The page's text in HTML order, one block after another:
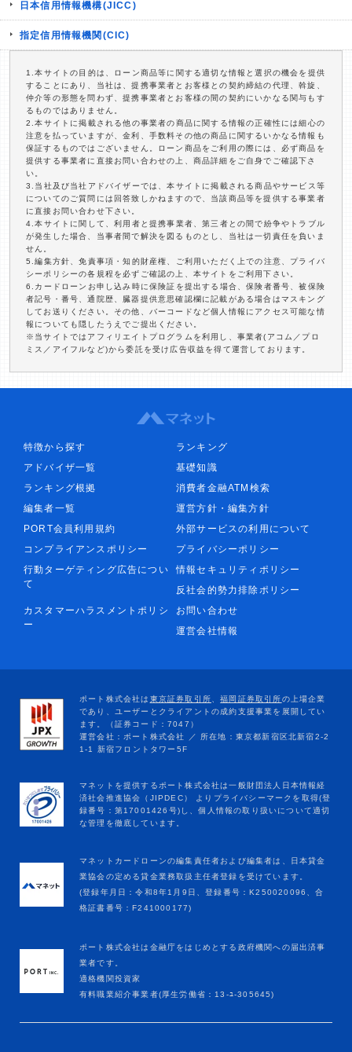
日本信用情報機構(JICC)
指定信用情報機関(CIC)
1.本サイトの目的は、ローン商品等に関する適切な情報と選択の機会を提供
することにあり、当社は、提携事業者とお客様との契約締結の代理、斡旋、
仲介等の形態を問わず、提携事業者とお客様の間の契約にいかなる関与もす
るものではありません。
2.本サイトに掲載される他の事業者の商品に関する情報の正確性には細心の
注意を払っていますが、金利、手数料その他の商品に関するいかなる情報も
保証するものではございません。ローン商品をご利用の際には、必ず商品を
提供する事業者に直接お問い合わせの上、商品詳細をご自身でご確認下さ
い。
3.当社及び当社アドバイザーでは、本サイトに掲載される商品やサービス等
についてのご質問には回答致しかねますので、当該商品等を提供する事業者
に直接お問い合わせ下さい。
4.本サイトに関して、利用者と提携事業者、第三者との間で紛争やトラブル
が発生した場合、当事者間で解決を図るものとし、当社は一切責任を負いま
せん。
5.編集方針、免責事項・知的財産権、ご利用いただく上での注意、プライバ
シーポリシーの各規程を必ずご確認の上、本サイトをご利用下さい。
6.カードローンお申し込み時に保険証を提出する場合、保険者番号、被保険
者記号・番号、通院歴、臓器提供意思確認欄に記載がある場合はマスキング
してお送りください。その他、バーコードなど個人情報にアクセス可能な情
報についても隠したうえでご提出ください。
※当サイトではアフィリエイトプログラムを利用し、事業者(アコム／プロ
ミス／アイフルなど)から委託を受け広告収益を得て運営しております。
特徴から探す
ランキング
アドバイザ一覧
基礎知識
ランキング根拠
消費者金融ATM検索
編集者一覧
運営方針・編集方針
PORT会員利用規約
外部サービスの利用について
コンプライアンスポリシー
プライバシーポリシー
行動ターゲティング広告につい
て
情報セキュリティポリシー
反社会的勢力排除ポリシー
カスタマーハラスメントポリシ
ー
お問い合わせ
運営会社情報
マネットカードローンの編集責任者および編集者は、日本貸金
業協会の定める貸金業務取扱主任者登録を受けています。
(登録年月日：令和8年1月9日、登録番号：K250020096、合
格証書番号：F241000177)
ポート株式会社は金融庁をはじめとする政府機関への届出済事
業者です。
適格機関投資家
有料職業紹介事業者(厚生労働省：13-ﾕ-305645)